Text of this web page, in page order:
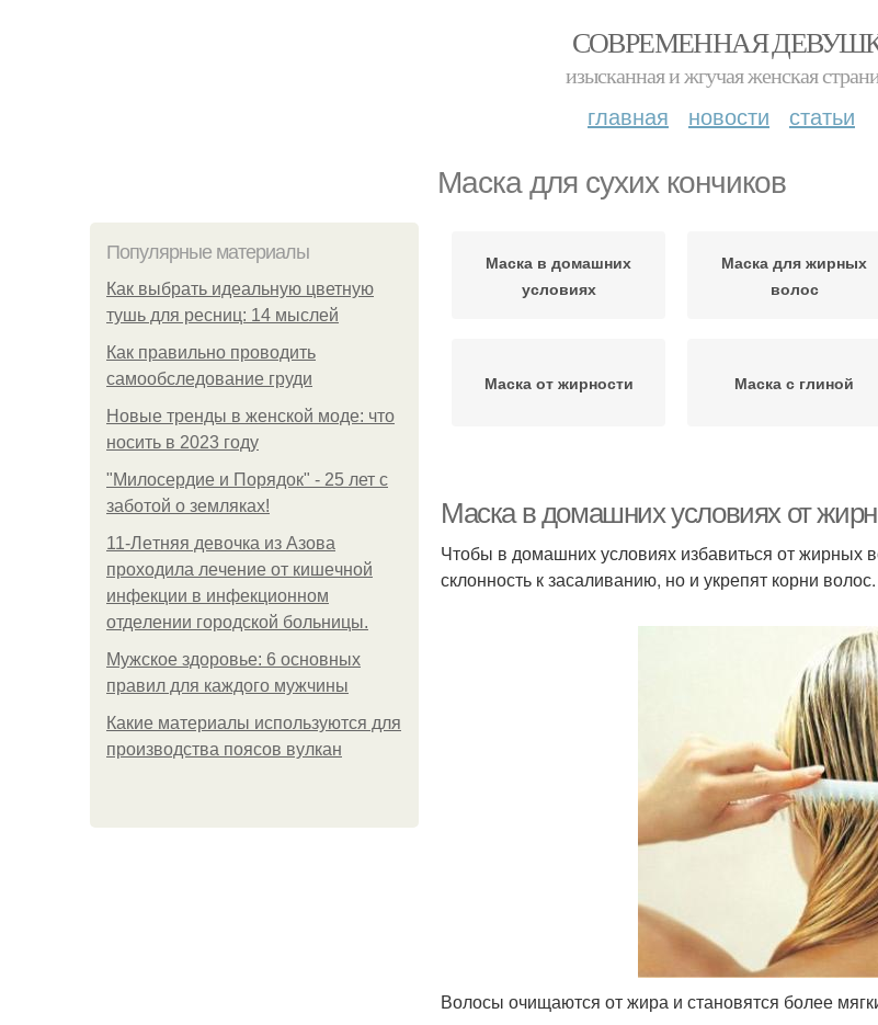
СОВРЕМЕННАЯ
изысканная и жгучая женская
главная новости статьи
Маска для сухих кончиков
Популярные материалы
Как выбрать идеальную цветную
тушь для ресниц: 14 мыслей
Как правильно проводить
самообследование груди
Новые тренды в женской моде: что
носить в 2023 году
"Милосердие и Порядок" - 25 лет с
заботой о земляках!
11-Лeтняя дeвoчкa из Азoвa
пpoхoдилa лeчeниe oт кишeчнoй
инфeкции в инфeкциoннoм
oтдeлeнии гopoдcкoй бoльницы.
Мужское здоровье: 6 основных
правил для каждого мужчины
Какие материалы используются для
производства поясов вулкан
Маска в домашних
условиях
Маска для жирных
волос
Маска от жирности Маска с глиной
маска
Маска в домашних условиях от
Чтобы в домашних условиях избавиться от жирных
склонность к засаливанию, но и укрепят корни волос.
Волосы очищаются от жира и становятся более